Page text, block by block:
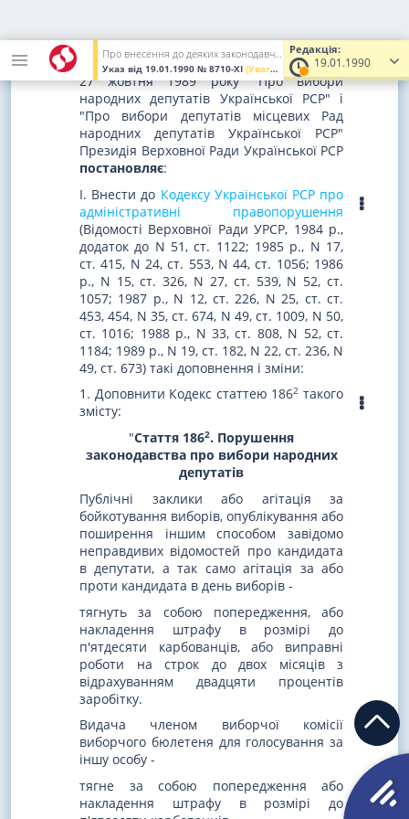
Редакція:
19.01.1990
Про внесення до деяких законодавчих актів Української РСР доповнень і змін, що випливають з законів про вибори народних депутатів
Указ від 19.01.1990 № 8710-XI (Увага! Попередня редакція.)
депутатів
Відповідно до Законів Української РСР від
27 жовтня 1989 року "Про вибори
народних депутатів Української РСР" і
"Про вибори депутатів місцевих Рад
народних депутатів Української РСР"
Президія Верховної Ради Української РСР
постановляє:
I. Внести до Кодексу Української РСР про
адміністративні правопорушення
(Відомості Верховної Ради УРСР, 1984 р.,
додаток до N 51, ст. 1122; 1985 р., N 17,
ст. 415, N 24, ст. 553, N 44, ст. 1056; 1986
р., N 15, ст. 326, N 27, ст. 539, N 52, ст.
1057; 1987 р., N 12, ст. 226, N 25, ст. ст.
453, 454, N 35, ст. 674, N 49, ст. 1009, N 50,
ст. 1016; 1988 р., N 33, ст. 808, N 52, ст.
1184; 1989 р., N 19, ст. 182, N 22, ст. 236, N
49, ст. 673) такі доповнення і зміни:
1. Доповнити Кодекс статтею 1862 такого
змісту:
"Стаття 1862. Порушення
законодавства про вибори народних
депутатів
Публічні заклики або агітація за
бойкотування виборів, опублікування або
поширення іншим способом завідомо
неправдивих відомостей про кандидата
в депутати, а так само агітація за або
проти кандидата в день виборів -
тягнуть за собою попередження, або
накладення штрафу в розмірі до
п'ятдесяти карбованців, або виправні
роботи на строк до двох місяців з
відрахуванням двадцяти процентів
заробітку.
Видача членом виборчої комісії
виборчого бюлетеня для голосування за
іншу особу -
тягне за собою попередження або
накладення штрафу в розмірі до